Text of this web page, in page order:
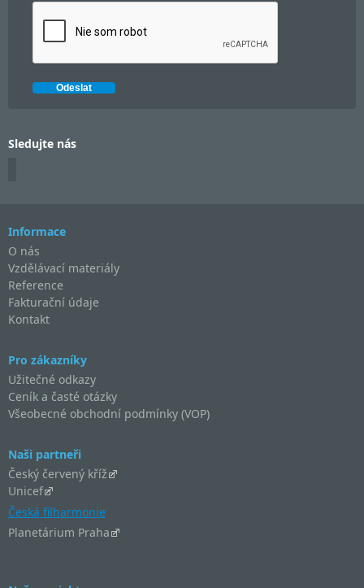
Sledujte nás
Informace
O nás
Vzdělávací materiály
Reference
Fakturační údaje
Kontakt
Pro zákazníky
Užitečné odkazy
Ceník a časté otázky
Všeobecné obchodní podmínky (VOP)
Naši partneři
Český červený kříž
Unicef
Česká filharmonie
Planetárium Praha